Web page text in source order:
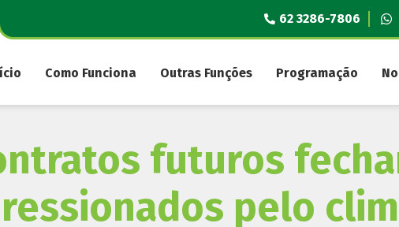
62 3286-7806
Como Funciona Outras Funções Programação
futuros
pelo